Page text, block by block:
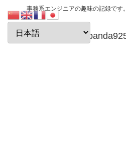
事務系エンジニアの趣味の記録です